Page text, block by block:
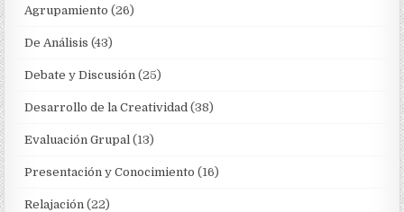
Agrupamiento (26)
De Análisis (43)
Debate y Discusión (25)
Desarrollo de la Creatividad (38)
Evaluación Grupal (13)
Presentación y Conocimiento (16)
Relajación (22)